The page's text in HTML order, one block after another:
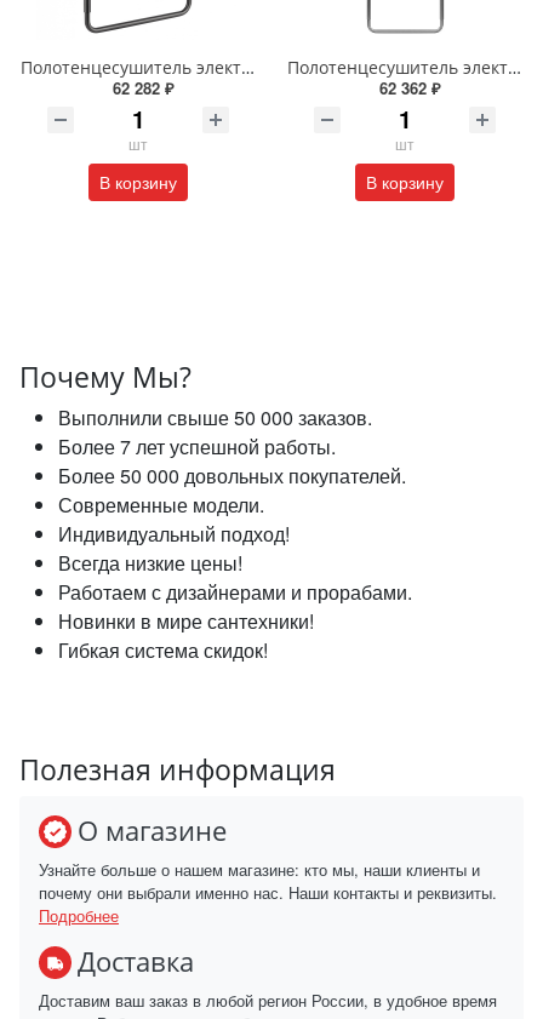
Полотенцесушитель электрический Wonzon & Woghand DÜSSELDORF WW-A203-GM темный графит
62 282 ₽
шт
В корзину
Полотенцесушитель электрический Wonzon & Woghand DÜSSELDORF WW-A204-BR брашированный никель
62 362 ₽
шт
В корзину
Почему Мы?
Выполнили свыше 50 000 заказов.
Более 7 лет успешной работы.
Более 50 000 довольных покупателей.
Современные модели.
Индивидуальный подход!
Всегда низкие цены!
Работаем с дизайнерами и прорабами.
Новинки в мире сантехники!
Гибкая система скидок!
Полезная информация
О магазине
Узнайте больше о нашем магазине: кто мы, наши клиенты и
почему они выбрали именно нас. Наши контакты и реквизиты.
Подробнее
Доставка
Доставим ваш заказ в любой регион России, в удобное время